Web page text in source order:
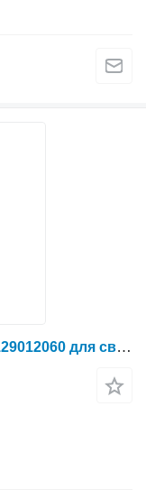
Кільце круглого січення Holmer 1129012060 для свеклоуборочного комбайна